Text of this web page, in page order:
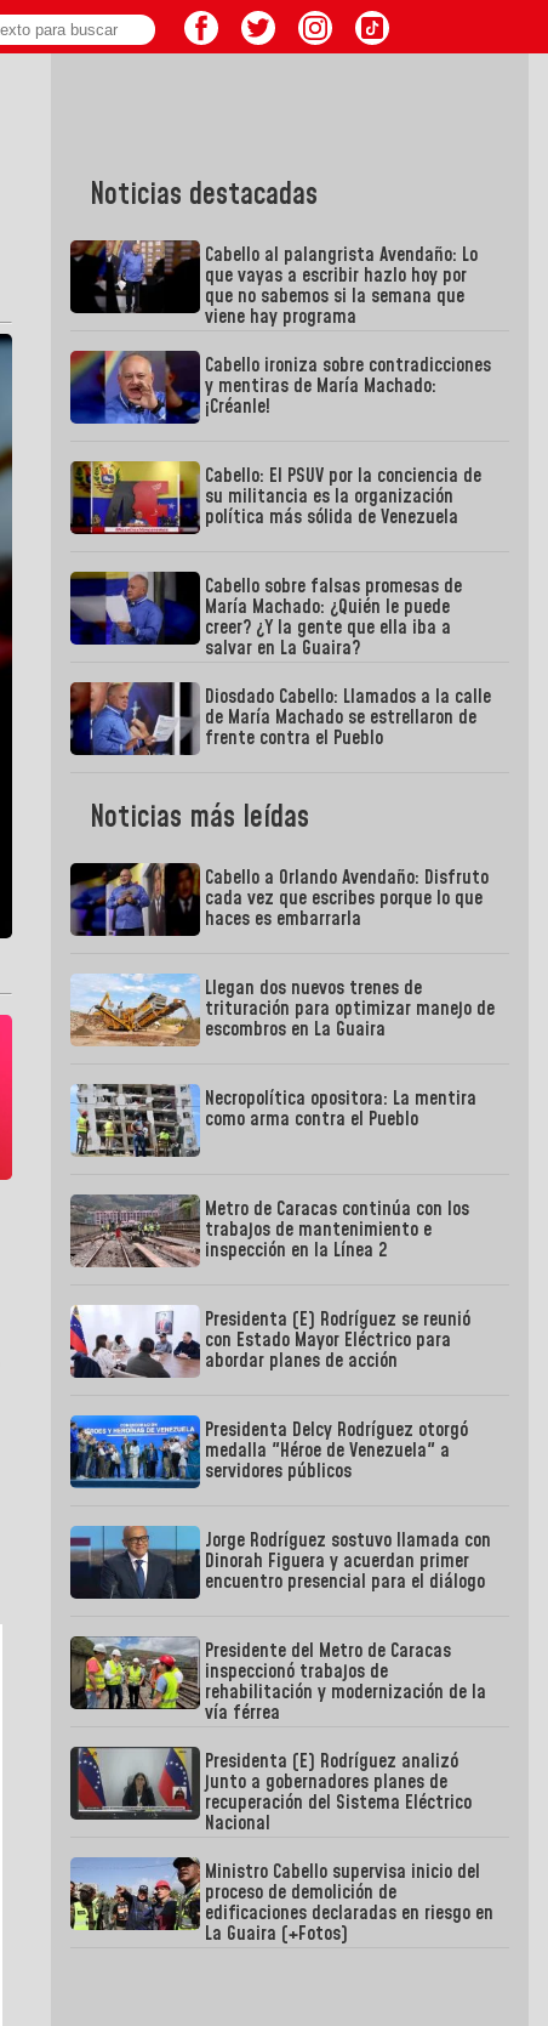
Noticias destacadas
Cabello al palangrista Avendaño: Lo
que vayas a escribir hazlo hoy por
que no sabemos si la semana que
viene hay programa
Cabello ironiza sobre contradicciones
y mentiras de María Machado:
¡Créanle!
Cabello: El PSUV por la conciencia de
su militancia es la organización
política más sólida de Venezuela
Cabello sobre falsas promesas de
María Machado: ¿Quién le puede
creer? ¿Y la gente que ella iba a
salvar en La Guaira?
Diosdado Cabello: Llamados a la calle
de María Machado se estrellaron de
frente contra el Pueblo
Noticias más leídas
Cabello a Orlando Avendaño: Disfruto
cada vez que escribes porque lo que
haces es embarrarla
Llegan dos nuevos trenes de
trituración para optimizar manejo de
escombros en La Guaira
Necropolítica opositora: La mentira
como arma contra el Pueblo
Metro de Caracas continúa con los
trabajos de mantenimiento e
inspección en la Línea 2
Presidenta (E) Rodríguez se reunió
con Estado Mayor Eléctrico para
abordar planes de acción
Presidenta Delcy Rodríguez otorgó
medalla "Héroe de Venezuela" a
servidores públicos
Jorge Rodríguez sostuvo llamada con
Dinorah Figuera y acuerdan primer
encuentro presencial para el diálogo
Presidente del Metro de Caracas
inspeccionó trabajos de
rehabilitación y modernización de la
vía férrea
Presidenta (E) Rodríguez analizó
junto a gobernadores planes de
recuperación del Sistema Eléctrico
Nacional
Ministro Cabello supervisa inicio del
proceso de demolición de
edificaciones declaradas en riesgo en
La Guaira (+Fotos)